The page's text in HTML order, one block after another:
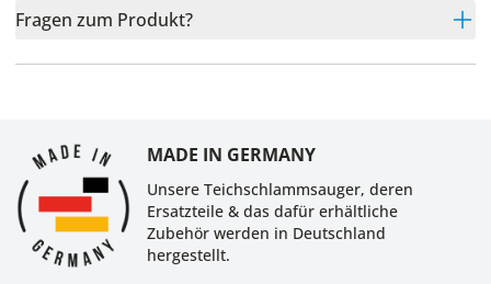
Fragen zum Produkt?
MADE IN GERMANY
Unsere Teichschlammsauger, deren
Ersatzteile & das dafür erhältliche
Zubehör werden in Deutschland
hergestellt.